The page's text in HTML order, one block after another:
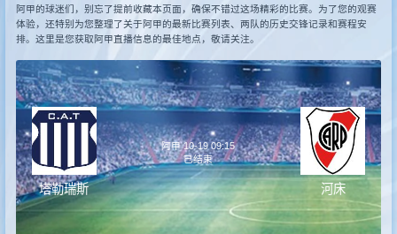
足球直播
篮球直播
德甲录像
德甲新闻
阿甲的球迷们，别忘了提前收藏本页面，确保不错过这场精彩的比赛。为了您的观赛
体验，还特别为您整理了关于阿甲的最新比赛列表、两队的历史交锋记录和赛程安
排。这里是您获取阿甲直播信息的最佳地点，敬请关注。
塔勒瑞斯
阿甲 10-19 09:15
已结束
河床